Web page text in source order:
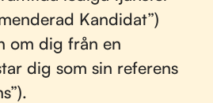
Kandidat”)
om dig från en
dig som sin referens